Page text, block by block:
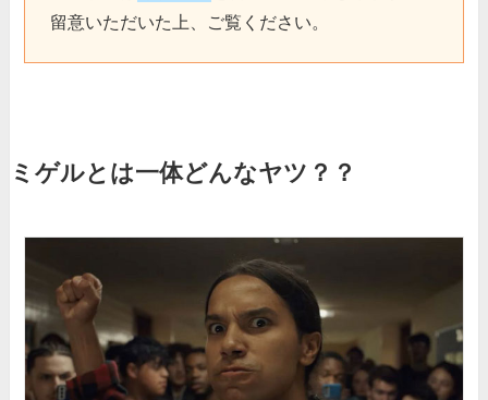
留意いただいた上、ご覧ください。
ミゲルとは一体どんなヤツ？？